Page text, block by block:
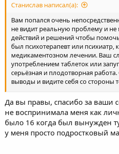
Станислав написал(а):
Вам попался очень
не видит реальную проблему и
действий и решений чтобы
был психотерапевт или психиатр,
медикаментозном лечении. Ваш
употреблением таблеток или
серьёзная и плодотворная
выводы и видите себя со стороны
правильно и не потерялись,
личность, которую необходимо
Да вы правы, спасибо за ваши
не воспринимала меня как
было 16 когда был вынужден
у меня просто подростковый